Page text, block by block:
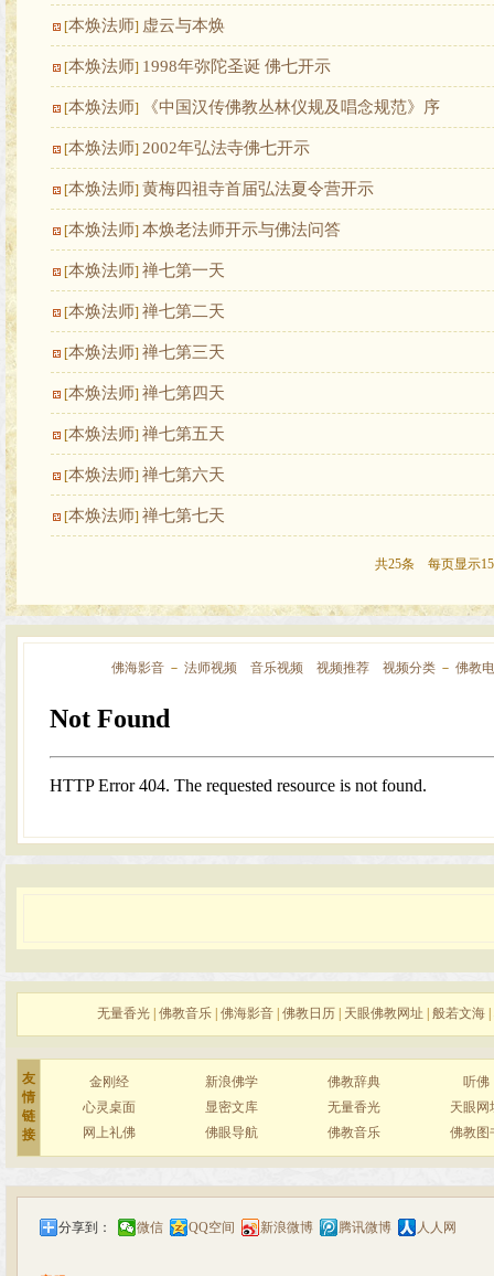
[本焕法师] 虚云与本焕
[本焕法师] 1998年弥陀圣诞 佛七开示
[本焕法师] 《中国汉传佛教丛林仪规及唱念规范》序
[本焕法师] 2002年弘法寺佛七开示
[本焕法师] 黄梅四祖寺首届弘法夏令营开示
[本焕法师] 本焕老法师开示与佛法问答
[本焕法师] 禅七第一天
[本焕法师] 禅七第二天
[本焕法师] 禅七第三天
[本焕法师] 禅七第四天
[本焕法师] 禅七第五天
[本焕法师] 禅七第六天
[本焕法师] 禅七第七天
共25条 每页显示
佛海影音 － 法师视频 音乐视频 视频推荐 视频分类 － 佛教
无量香光 佛教音乐 佛海影音 佛教日历 天眼佛教网址 般若文海
友
情
链
接
金刚经 新浪佛学 佛教辞典
听佛
心灵桌面
显密文库 无量香光
天眼网
网上礼佛
佛眼导航 佛教音乐 佛教图
分享到： 微信 QQ空间 新浪微博 腾讯微博 人人网